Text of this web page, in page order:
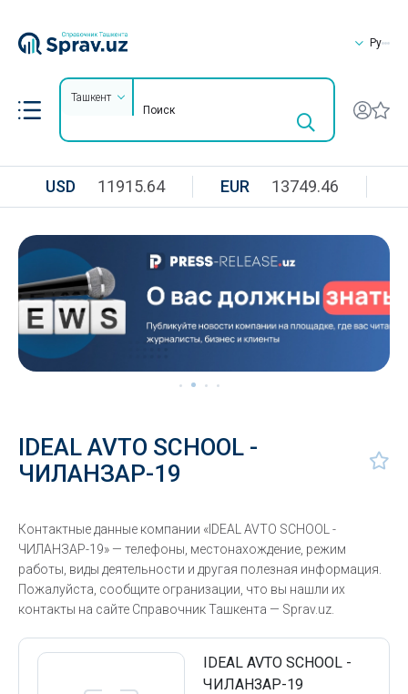
Ру
Ташкент
USD 11915.64 EUR 13749.46
IDEAL AVTO SCHOOL -
ЧИЛАНЗАР-19
Контактные данные компании «IDEAL AVTO SCHOOL -
ЧИЛАНЗАР-19» — телефоны, местонахождение, режим
работы, виды деятельности и другая полезная информация.
Пожалуйста, сообщите огранизации, что вы нашли их
контакты на сайте Справочник Ташкента — Sprav.uz.
IDEAL AVTO SCHOOL -
ЧИЛАНЗАР-19